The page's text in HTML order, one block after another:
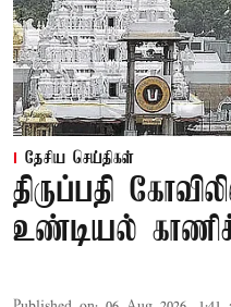
தேசிய செய்திகள்
திருப்பதி
உண்டியல்